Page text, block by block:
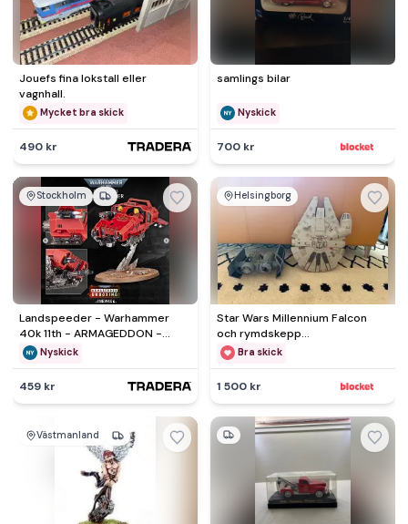
Jouefs fina lokstall eller
vagnhall.
Mycket bra skick
490 kr
samlings bilar
Nyskick
700 kr
Stockholm
Landspeeder - Warhammer
40k 11th - ARMAGEDDON -
Space Marines
Nyskick
459 kr
Helsingborg
Star Wars Millennium Falcon
och rymdskepp
leksaksmodeller
Bra skick
1 500 kr
Västmanland